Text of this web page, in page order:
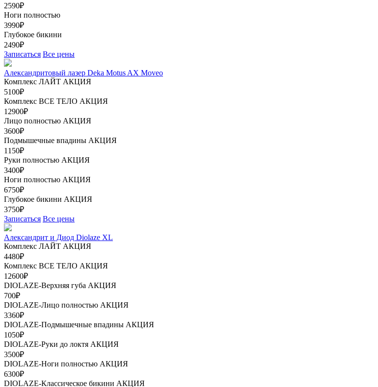
2590₽
Ноги полностью
3990₽
Глубокое бикини
2490₽
Записаться Все цены
Александритовый лазер Deka Motus AX Moveo
Комплекс ЛАЙТ АКЦИЯ
5100₽
Комплекс ВСЕ ТЕЛО АКЦИЯ
12900₽
Лицо полностью АКЦИЯ
3600₽
Подмышечные впадины АКЦИЯ
1150₽
Руки полностью АКЦИЯ
3400₽
Ноги полностью АКЦИЯ
6750₽
Глубокое бикини АКЦИЯ
3750₽
Записаться Все цены
Александрит и Диод Diolaze XL
Комплекс ЛАЙТ АКЦИЯ
4480₽
Комплекс ВСЕ ТЕЛО АКЦИЯ
12600₽
DIOLAZE-Верхняя губа АКЦИЯ
700₽
DIOLAZE-Лицо полностью АКЦИЯ
3360₽
DIOLAZE-Подмышечные впадины АКЦИЯ
1050₽
DIOLAZE-Руки до локтя АКЦИЯ
3500₽
DIOLAZE-Ноги полностью АКЦИЯ
6300₽
DIOLAZE-Классическое бикини АКЦИЯ